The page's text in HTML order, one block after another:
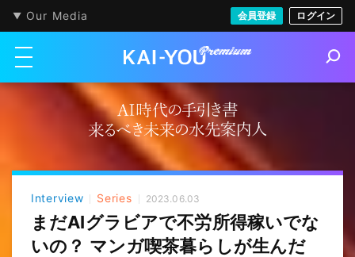
Our Media 会員登録 ログイン
メニューを開く
e
Interview Series 2023.06.03
まだAIグラビアで不労所得稼いでな
いの？ マンガ喫茶暮らしが生んだ